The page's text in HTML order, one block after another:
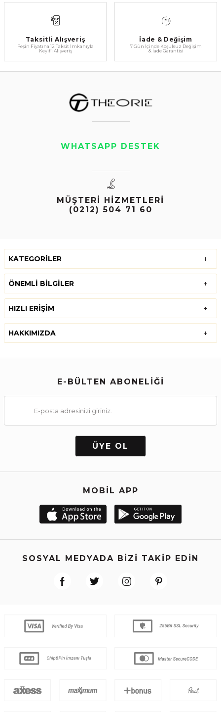
Taksitli Alışveriş
Peşin Fiyatına 12 Taksit İmkanıyla
Keyifli Alışveriş
İade & Değişim
7 Gün İçinde Koşulsuz Değişim
& İade Garantisi
WHATSAPP DESTEK
MÜŞTERİ HİZMETLERİ
(0212) 504 71 60
KATEGORILER
ÖNEMLI BILGILER
HIZLI ERIŞIM
HAKKIMIZDA
E-BÜLTEN ABONELİĞİ
ÜYE OL
MOBİL APP
SOSYAL MEDYADA BİZİ TAKİP EDİN